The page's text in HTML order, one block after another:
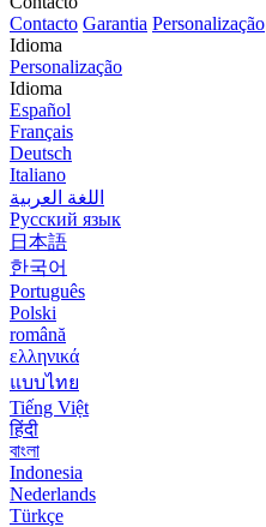
Contacto Garantia Personalização
Idioma
Personalização
Idioma
Español
Français
Deutsch
Italiano
اللغة العربية
Русский язык
日本語
한국어
Português
Polski
română
ελληνικά
แบบไทย
Tiếng Việt
हिंदी
বাংলা
Indonesia
Nederlands
Türkçe